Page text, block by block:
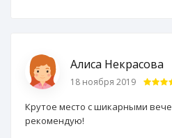
Алиса Некрасова
18 ноября 2019
Крутое место с шикарными
рекомендую!